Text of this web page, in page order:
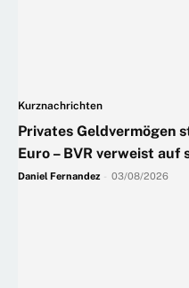
Kurznachrichten
Privates Geldvermögen
Euro – BVR verweist auf
Daniel Fernandez 03/08/2026